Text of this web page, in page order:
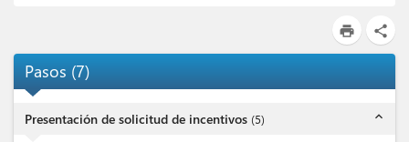
print share
Pasos (7)
Presentación de solicitud de incentivos (5) expand_less